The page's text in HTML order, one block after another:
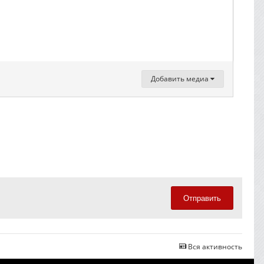
Добавить медиа
Отправить
Вся активность